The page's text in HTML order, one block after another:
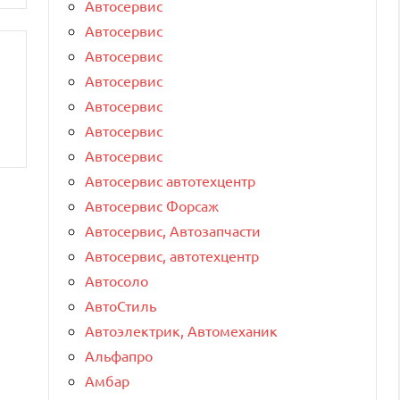
Автосервис
Автосервис
Автосервис
Автосервис
Автосервис
Автосервис
Автосервис
Автосервис автотехцентр
Автосервис Форсаж
Автосервис, Автозапчасти
Автосервис, автотехцентр
Автосоло
АвтоСтиль
Автоэлектрик, Автомеханик
Альфапро
Амбар